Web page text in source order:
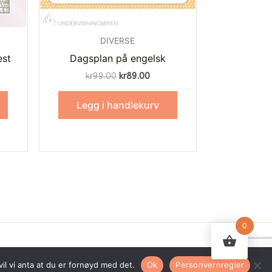
DIVERSE
Dagsplan på engelsk
kr99.00 kr89.00
Legg i handlekurv
0
vi anta at du er fornøyd med det. Ok Personvernregler